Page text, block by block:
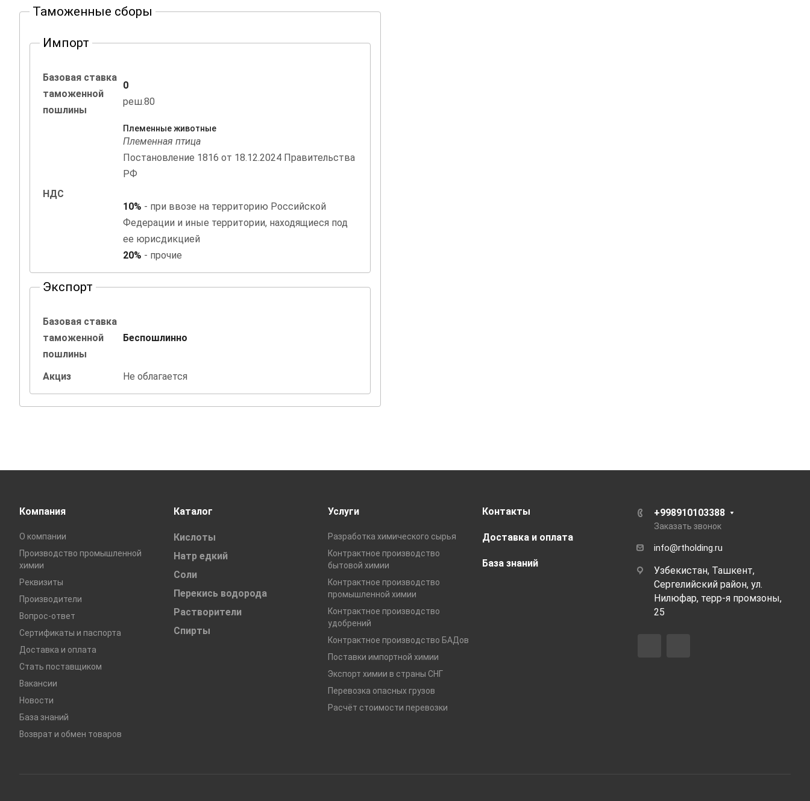
Таможенные сборы
Импорт
Базовая ставка
таможенной
пошлины
0
реш.80
НДС
Племенные животные
Племенная птица
Постановление 1816 от 18.12.2024 Правительства
РФ
10% - при ввозе на территорию Российской
Федерации и иные территории, находящиеся под
ее юрисдикцией
20% - прочие
Экспорт
Базовая ставка
таможенной
пошлины
Беспошлинно
Акциз Не облагается
Компания
О компании
Производство промышленной
химии
Реквизиты
Производители
Вопрос-ответ
Сертификаты и паспорта
Доставка и оплата
Стать поставщиком
Вакансии
Новости
База знаний
Возврат и обмен товаров
Каталог
Кислоты
Натр едкий
Соли
Перекись водорода
Растворители
Спирты
Услуги
Разработка химического сырья
Контрактное производство
бытовой химии
Контрактное производство
промышленной химии
Контрактное производство
удобрений
Контрактное производство БАДов
Поставки импортной химии
Экспорт химии в страны СНГ
Перевозка опасных грузов
Расчёт стоимости перевозки
Контакты
Доставка и оплата
База знаний
+998910103388
Заказать звонок
info@rtholding.ru
Узбекистан, Ташкент,
Сергелийский район, ул.
Нилюфар, терр-я промзоны,
25